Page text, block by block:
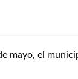
mayo, el